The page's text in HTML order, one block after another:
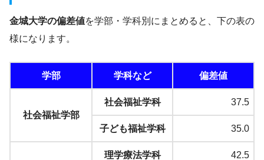
金城大学の偏差値を学部・学科別にまとめると、下の表の
様になります。
学部 学科など 偏差値
社会福祉学部
社会福祉学科 37.5
子ども福祉学科 35.0
理学療法学科 42.5